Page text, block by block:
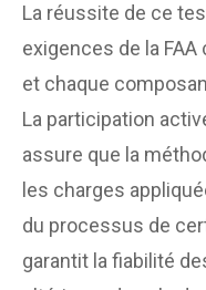
La réussite de ce
exigences de la
et chaque
La participation
assure que la
les charges
du processus de
garantit la fiabilité